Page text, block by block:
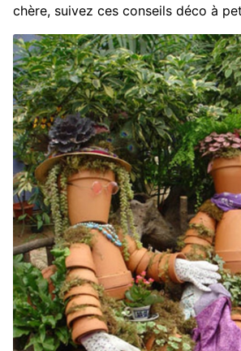
chère, suivez ces conseils déco à